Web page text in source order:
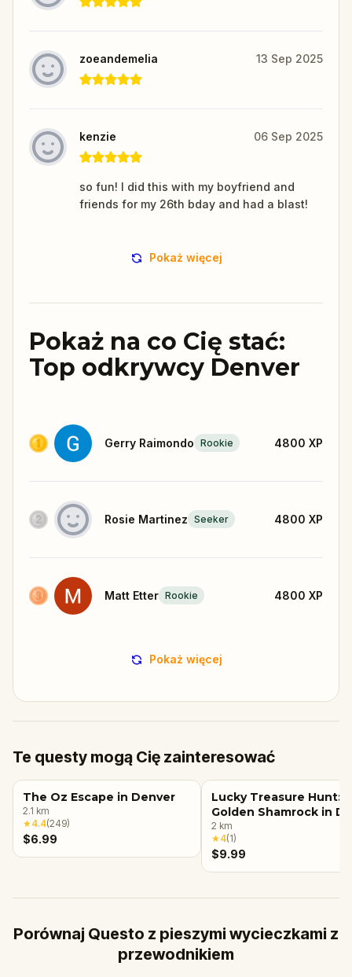
zoeandemelia 13 Sep 2025
kenzie 06 Sep 2025
so fun! I did this with my boyfriend and
friends for my 26th bday and had a blast!
Pokaż więcej
Pokaż na co Cię stać:
Top odkrywcy Denver
Gerry Raimondo Rookie 4800 XP
Rosie Martinez Seeker 4800 XP
Matt Etter Rookie 4800 XP
Pokaż więcej
Te questy mogą Cię zainteresować
The Oz Escape in Denver
2.1 km
★4.4(249)
$6.99
Lucky Treasure Hunt:
Golden Shamrock in
2 km
★4(1)
$9.99
Porównaj Questo z pieszymi wycieczkami z
przewodnikiem